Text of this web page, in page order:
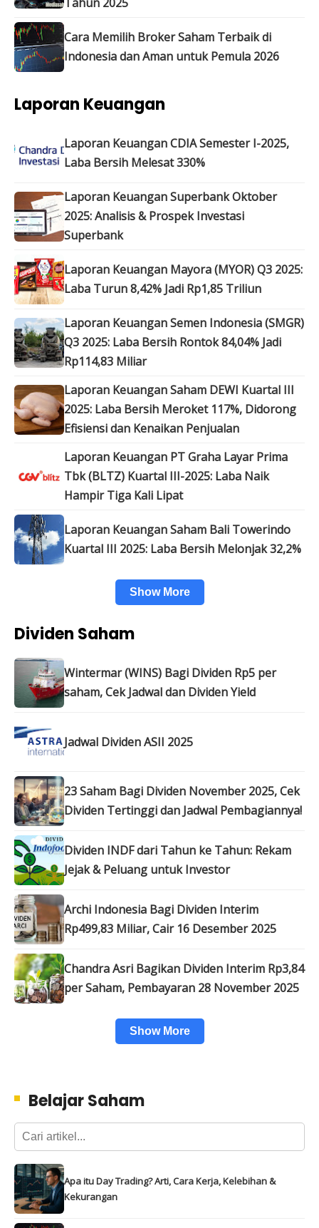
Cara Memilih Broker Saham Terbaik di
Indonesia dan Aman untuk Pemula 2026
Laporan Keuangan
Laporan Keuangan CDIA Semester I-2025,
Laba Bersih Melesat 330%
Laporan Keuangan Superbank Oktober
2025: Analisis & Prospek Investasi
Superbank
Laporan Keuangan Mayora (MYOR) Q3 2025:
Laba Turun 8,42% Jadi Rp1,85 Triliun
Laporan Keuangan Semen Indonesia (SMGR)
Q3 2025: Laba Bersih Rontok 84,04% Jadi
Rp114,83 Miliar
Laporan Keuangan Saham DEWI Kuartal III
2025: Laba Bersih Meroket 117%, Didorong
Efisiensi dan Kenaikan Penjualan
Laporan Keuangan PT Graha Layar Prima
Tbk (BLTZ) Kuartal III-2025: Laba Naik
Hampir Tiga Kali Lipat
Laporan Keuangan Saham Bali Towerindo
Kuartal III 2025: Laba Bersih Melonjak 32,2%
Show More
Dividen Saham
Wintermar (WINS) Bagi Dividen Rp5 per
saham, Cek Jadwal dan Dividen Yield
Jadwal Dividen ASII 2025
23 Saham Bagi Dividen November 2025, Cek
Dividen Tertinggi dan Jadwal Pembagiannya!
Dividen INDF dari Tahun ke Tahun: Rekam
Jejak & Peluang untuk Investor
Archi Indonesia Bagi Dividen Interim
Rp499,83 Miliar, Cair 16 Desember 2025
Chandra Asri Bagikan Dividen Interim Rp3,84
per Saham, Pembayaran 28 November 2025
Show More
Belajar Saham
Apa itu Day Trading? Arti, Cara Kerja, Kelebihan &
Kekurangan